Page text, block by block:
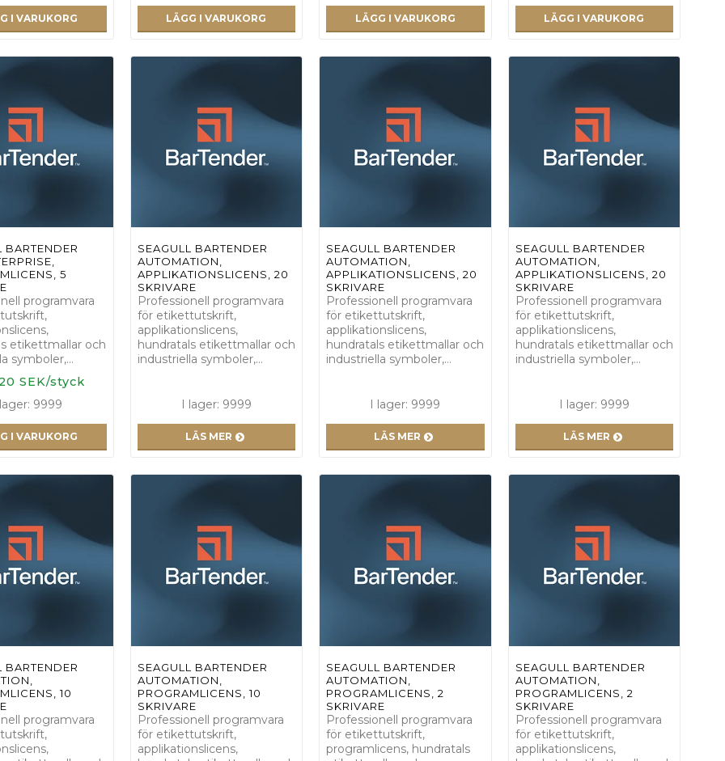
I VARUKORG LÄGG I VARUKORG LÄGG I VARUKORG LÄGG I VARUKORG
BARTENDER
5
programvara
etikettmallar och
symboler,…
SEK/styck
9999
I VARUKORG
SEAGULL BARTENDER
AUTOMATION,
APPLIKATIONSLICENS, 20
SKRIVARE
Professionell programvara
för etikettutskrift,
applikationslicens,
hundratals etikettmallar och
industriella symboler,…
I lager: 9999
LÄS MER
SEAGULL BARTENDER
AUTOMATION,
APPLIKATIONSLICENS, 20
SKRIVARE
Professionell programvara
för etikettutskrift,
applikationslicens,
hundratals etikettmallar och
industriella symboler,…
I lager: 9999
LÄS MER
SEAGULL BARTENDER
AUTOMATION,
APPLIKATIONSLICENS, 20
SKRIVARE
Professionell programvara
för etikettutskrift,
applikationslicens,
hundratals etikettmallar och
industriella symboler,…
I lager: 9999
LÄS MER
BARTENDER
10
programvara
SEAGULL BARTENDER
AUTOMATION,
PROGRAMLICENS, 10
SKRIVARE
Professionell programvara
för etikettutskrift,
applikationslicens,
SEAGULL BARTENDER
AUTOMATION,
PROGRAMLICENS, 2
SKRIVARE
Professionell programvara
för etikettutskrift,
programlicens, hundratals
SEAGULL BARTENDER
AUTOMATION,
PROGRAMLICENS, 2
SKRIVARE
Professionell programvara
för etikettutskrift,
applikationslicens,